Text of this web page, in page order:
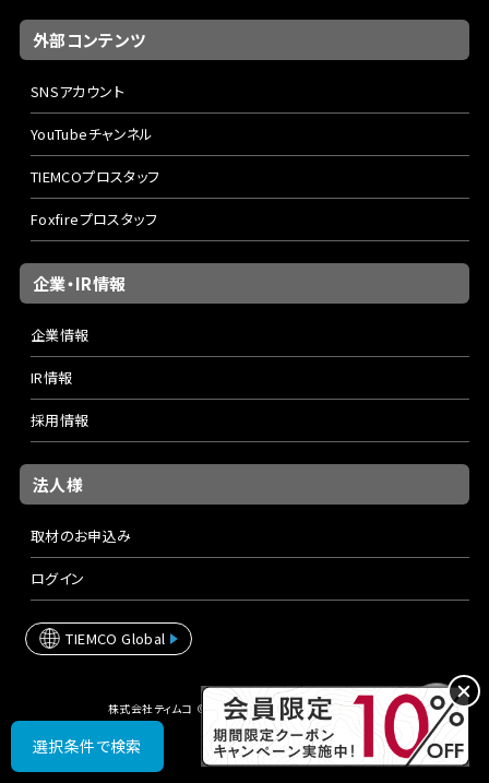
選択条件で検索
外部コンテンツ
SNSアカウント
YouTubeチャンネル
TIEMCOプロスタッフ
Foxfireプロスタッフ
企業・IR情報
企業情報
IR情報
採用情報
法人様
取材のお申込み
ログイン
TIEMCO Global
株式会社ティムコ © TIEMCO Ltd. All rights reserved.